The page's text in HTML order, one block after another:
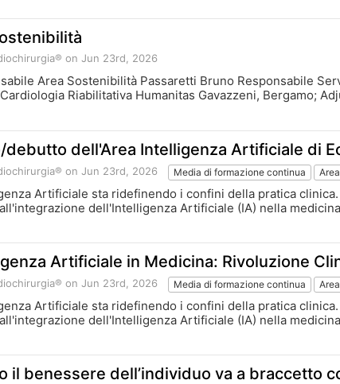
on Jun 23rd, 2026
Area Sostenibilità Passaretti Bruno Responsabile
Riabilitativa Humanitas Gavazzeni, Bergamo;
debutto dell'Area Intelligenza Artificiale di
on Jun 23rd, 2026 Media di formazione continua
Artificiale sta ridefinendo i confini della pratica
dell'Intelligenza Artificiale (IA) nella
Artificiale in Medicina: Rivoluzione
on Jun 23rd, 2026 Media di formazione continua
Artificiale sta ridefinendo i confini della pratica
dell'Intelligenza Artificiale (IA) nella
il benessere dell’individuo va a braccetto